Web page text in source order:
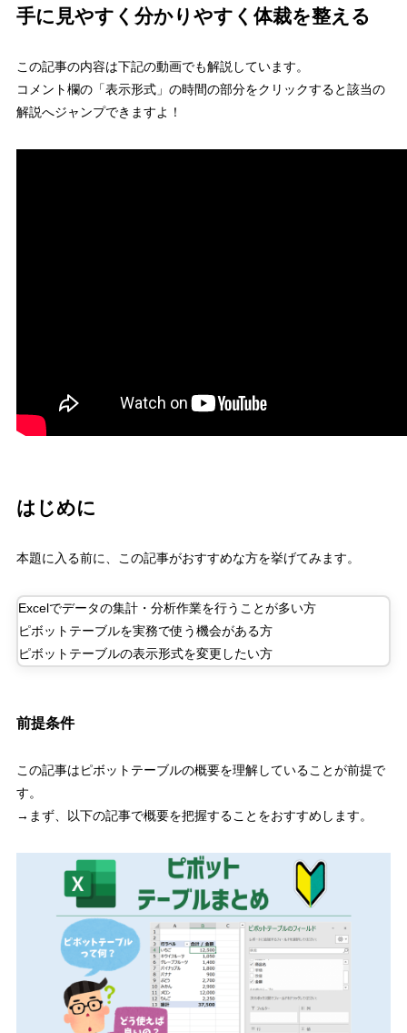
手に見やすく分かりやすく体裁を整える
この記事の内容は下記の動画でも解説しています。
コメント欄の「表示形式」の時間の部分をクリックすると該当の
解説へジャンプできますよ！
はじめに
本題に入る前に、この記事がおすすめな方を挙げてみます。
Excelでデータの集計・分析作業を行うことが多い方
ピボットテーブルを実務で使う機会がある方
ピボットテーブルの表示形式を変更したい方
前提条件
この記事はピボットテーブルの概要を理解していることが前提で
す。
→まず、以下の記事で概要を把握することをおすすめします。